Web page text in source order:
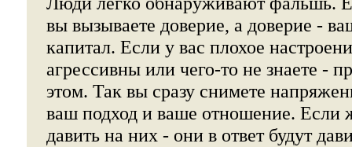
вы вызываете доверие, а доверие -
капитал. Если у вас плохое
агрессивны или чего-то не знаете -
этом. Так вы сразу снимете
ваш подход и ваше отношение. Если
давить на них - они в ответ будут